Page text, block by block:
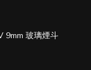
9mm 玻璃煙斗